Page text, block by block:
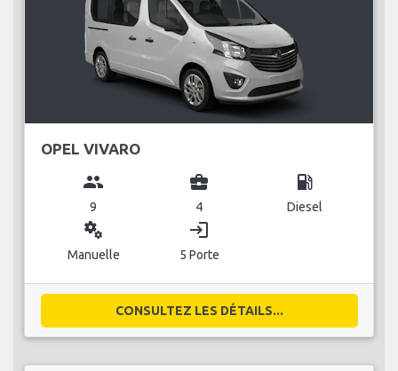
OPEL VIVARO
group
9
business_center
4
local_gas_station
Diesel
miscellaneous_services
Manuelle
login
5 Porte
CONSULTEZ LES DÉTAILS...